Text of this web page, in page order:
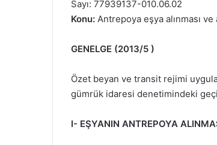
Sayı: 77939137-010.06.02
Konu: Antrepoya eşya alınması
GENELGE (2013/5 )
Özet beyan ve transit rejimi
gümrük idaresi denetimindeki
I- EŞYANIN ANTREPOYA